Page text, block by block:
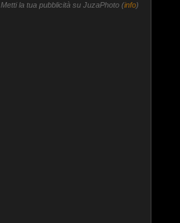
Metti la tua pubblicità su JuzaPhoto (info)